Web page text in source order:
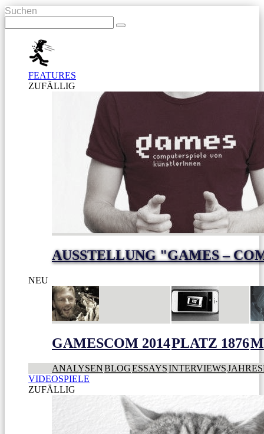
Suchen
FEATURES
ZUFÄLLIG
AUSSTELLUNG "GAMES –
NEU
GAMESCOM 2014PLATZ 1876
ANALYSENBLOGESSAYSINTERVIEWS
VIDEOSPIELE
ZUFÄLLIG